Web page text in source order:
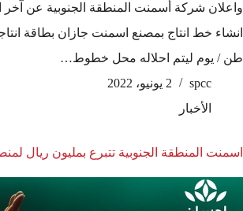
واعلان شركة أسمنت المنطقة الجنوبية عن آخر
طن / يوم ليتم احلاله محل خطوط…
spcc
2 يونيو، 2022
الأخبار
اسمنت المنطقة الجنوبية تتبرع بمليون ريال